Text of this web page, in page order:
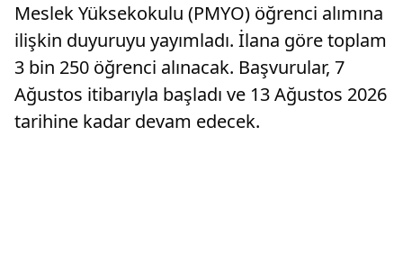
Meslek Yüksekokulu (PMYO) öğrenci alımına
ilişkin duyuruyu yayımladı. İlana göre toplam
3 bin 250 öğrenci alınacak. Başvurular, 7
Ağustos itibarıyla başladı ve 13 Ağustos 2026
tarihine kadar devam edecek.